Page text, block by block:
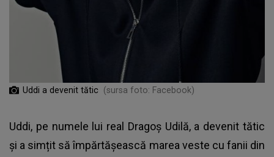
Uddi a devenit tătic (sursa foto: Facebook)
Uddi, pe numele lui real Dragoș Udilă, a devenit tătic
și a simțit să împărtășească marea veste cu fanii din